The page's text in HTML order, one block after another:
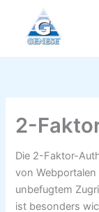
springen
2-
Die 2-Faktor-
von
unbefugtem
ist besonders